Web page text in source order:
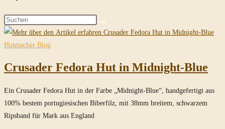
Suche
umschalten
Diese
Website
durchsuchen
Hutmacher Blog
Crusader Fedora Hut in Midnight-Blue
Ein Crusader Fedora Hut in der Farbe „Midnight-Blue“, handgefertigt aus
100% bestem portugiesischen Biberfilz, mit 38mm breitem, schwarzem
Ripsband für Mark aus England